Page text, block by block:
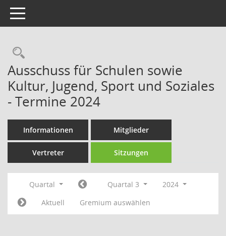
Toggle navigation
Rechercheauswahl
Ausschuss für Schulen sowie
Kultur, Jugend, Sport und Soziales
- Termine 2024
Informationen Mitglieder
Vertreter Sitzungen
Quartal Quartal 3
2024
Aktuell
Gremium auswählen